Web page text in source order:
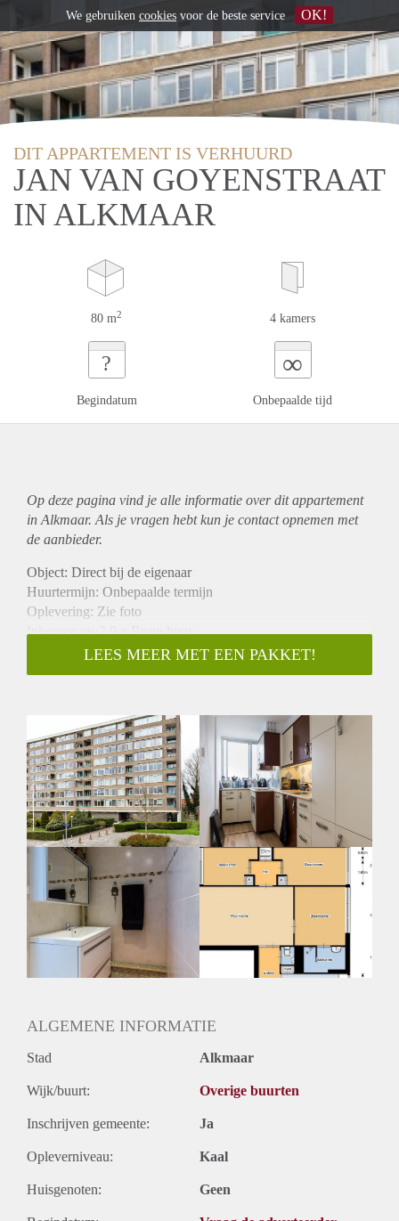
DIT APPARTEMENT IS VERHUURD
JAN VAN GOYENSTRAAT
IN ALKMAAR
80 m2 4 kamers
?
Begindatum
∞
Onbepaalde tijd
Op deze pagina vind je alle informatie over ditappartement
in Alkmaar. Als je vragen hebt kun je contact opnemen met
de aanbieder.
Object: Direct bij de eigenaar
Huurtermijn: Onbepaalde termijn
Oplevering: Zie foto
Inkomen eis:2,9 x Bruto huur
Garantiestelling mogelijk: Ja
Borg: 1 Maand
Huisdieren toegestaan: Afhankelijk van de Eigenaar
Huurtoeslag grens: Nee
Geschikt voor studenten: Afhankelijk van de Eigenaar
LEES MEER MET EEN PAKKET!
ALGEMENE INFORMATIE
Stad Alkmaar
Wijk/buurt: Overige buurten
Inschrijven gemeente: Ja
Opleverniveau: Kaal
Huisgenoten: Geen
We gebruiken cookies voor de beste service OK!